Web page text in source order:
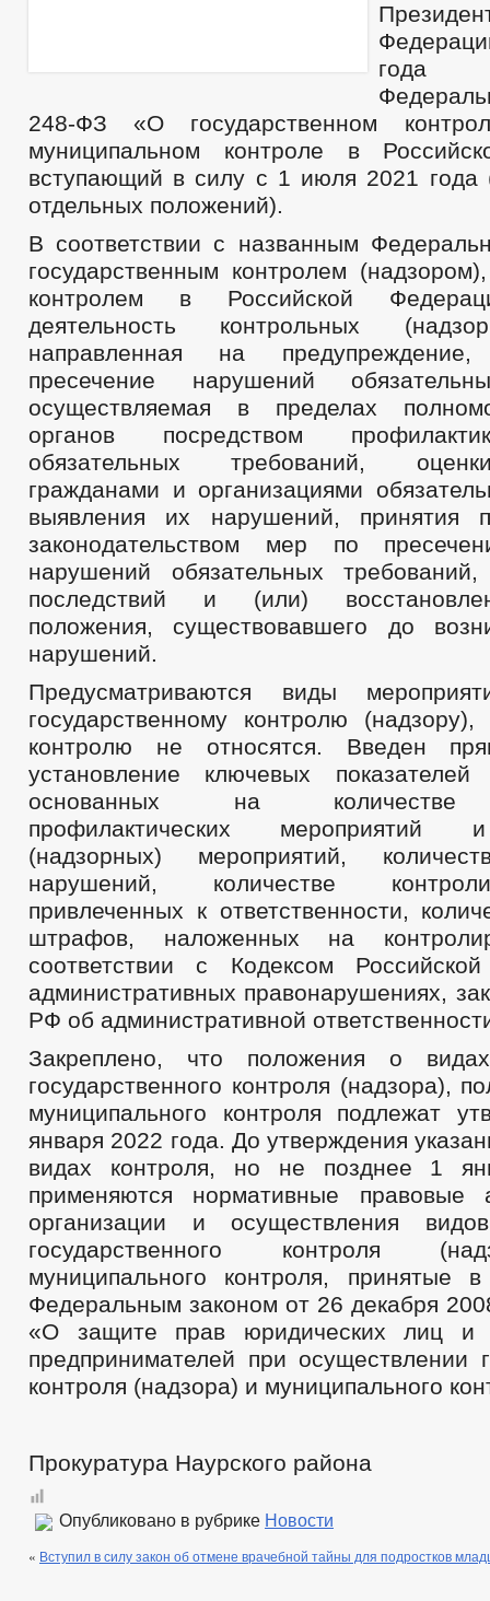
года
248-ФЗ «О государственном
муниципальном контроле в
вступающий в силу с 1 июля 2021 года
отдельных положений).
В соответствии с названным
государственным контролем
контролем в Российской
деятельность контрольных
направленная на
пресечение нарушений
осуществляемая в пределах
органов посредством
обязательных требований,
гражданами и организациями
выявления их нарушений, принятия
законодательством мер по
нарушений обязательных
последствий и (или)
положения, существовавшего до
нарушений.
Предусматриваются виды
государственному контролю (надзору),
контролю не относятся. Введен
установление ключевых
основанных на количестве
профилактических мероприятий
(надзорных) мероприятий,
нарушений, количестве
привлеченных к ответственности,
штрафов, наложенных на
соответствии с Кодексом
административных правонарушениях,
РФ об административной
Закреплено, что положения о видах
государственного контроля (надзора),
муниципального контроля подлежат
января 2022 года. До утверждения
видах контроля, но не позднее 1
применяются нормативные правовые
организации и осуществления видов
государственного контроля
муниципального контроля, принятые
Федеральным законом от 26 декабря
«О защите прав юридических лиц и
предпринимателей при осуществлении
контроля (надзора) и муниципального
Прокуратура Наурского района
Опубликовано в рубрике Новости
« Вступил в силу закон об отмене врачебной тайны для подростков